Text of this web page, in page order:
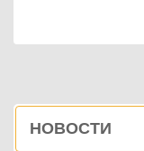
Боковая
панель
НОВОСТИ